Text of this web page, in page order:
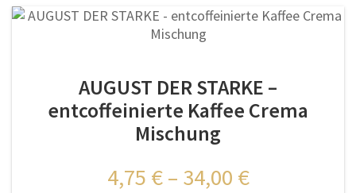
auf.
auf
der
Produktseite
AUGUST DER STARKE –
entcoffeinierte Kaffee Crema
Mischung
4,75 €– 34,00 €